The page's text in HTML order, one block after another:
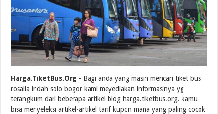
Harga.TiketBus.Org - Bagi anda yang masih mencari tiket bus
rosalia indah solo bogor kami meyediakan informasinya yg
terangkum dari beberapa artikel blog harga.tiketbus.org. kamu
bisa menyeleksi artikel-artikel tarif kupon mana yang paling cocok